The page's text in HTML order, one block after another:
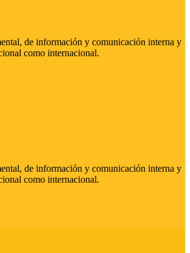
de información y comunicación interna y
como internacional.
de información y comunicación interna y
como internacional.